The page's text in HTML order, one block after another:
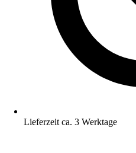
Lieferzeit ca. 3 Werktage